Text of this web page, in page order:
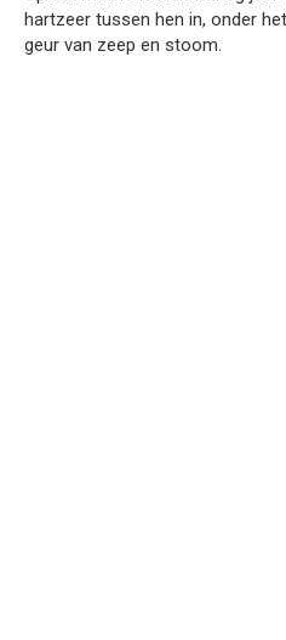
hartzeer tussen hen in, onder
geur van zeep en stoom.